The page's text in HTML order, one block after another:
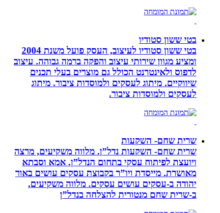
בטי ששון סטודיו
בטי ששון סטודיו לעיצוב, העסק פועל משנת 2004
ומציע מגוון שירותי עיצוב והפקה ברמה גבוהה. עיצוב
לדפוס ולאינטרנט הכולל גם מוצרים בעלי תכנים
שיווקיים. מיתוג לעסקים ולמוסדות ציבור. מיתוג
לעסקים ולמוסדות ציבור.
שרית שחם- השקעות
שרית שחם- השקעות נדל”ן. מלווה משקיעים, מרצה
ויועצת לפיתוח עסקי בתחום הנדל”ן. אמא וסבתא
מאושרת. ‏מייסדת ויו”ר בקבוצת עסקים עושים באור
יהודה‏ ב-‏עסקים עושים עסקים‏. ‏מלווה משקיעים,
ב-‏שרית שחם מנטורית להצלחה בנדל”ן‏